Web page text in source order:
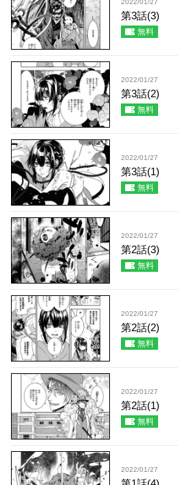
2022/01/27
第3話(3)
無料
2022/01/27
第3話(2)
無料
2022/01/27
第3話(1)
無料
2022/01/27
第2話(3)
無料
2022/01/27
第2話(2)
無料
2022/01/27
第2話(1)
無料
2022/01/27